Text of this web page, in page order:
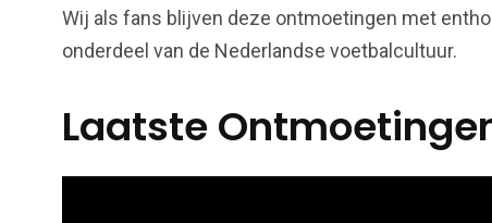
Wij als fans blijven deze ontmoetingen met
onderdeel van de Nederlandse voetbalcultuur.
Laatste